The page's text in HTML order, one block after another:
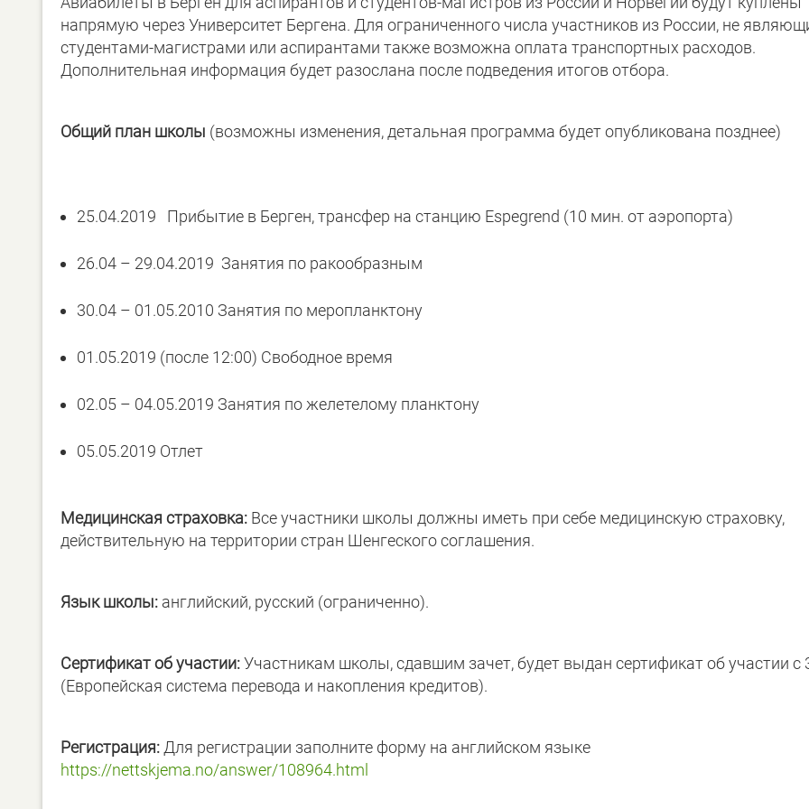
напрямую через Университет Бергена. Для ограниченного числа участников из России, не
студентами-магистрами или аспирантами также возможна оплата транспортных расходов.
Дополнительная информация будет разослана после подведения итогов отбора.
Общий план школы (возможны изменения, детальная программа будет опубликована позднее)
25.04.2019 Прибытие в Берген, трансфер на станцию Espegrend (10 мин. от аэропорта)
26.04 – 29.04.2019 Занятия по ракообразным
30.04 – 01.05.2010 Занятия по меропланктону
01.05.2019 (после 12:00) Свободное время
02.05 – 04.05.2019 Занятия по желетелому планктону
05.05.2019 Отлет
Медицинская страховка: Все участники школы должны иметь при себе медицинскую страховку,
действительную на территории стран Шенгеского соглашения.
Язык школы: английский, русский (ограниченно).
Сертификат об участии:Участникам школы, сдавшим зачет, будет выдан сертификат об участии с
(Европейская система перевода и накопления кредитов).
Регистрация:Для регистрации заполните форму на английском языке
https://nettskjema.no/answer/108964.html